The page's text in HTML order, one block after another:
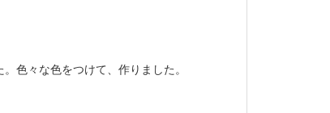
色々な色をつけて、作りました。